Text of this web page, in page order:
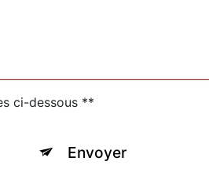
ci-dessous **
Envoyer